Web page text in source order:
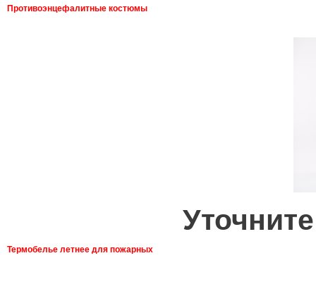
Противоэнцефалитные костюмы
Термобелье летнее для пожарных